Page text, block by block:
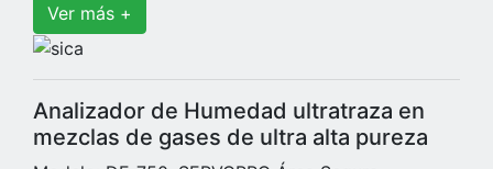
Ver más +
Analizador de Humedad ultratraza en
mezclas de gases de ultra alta pureza